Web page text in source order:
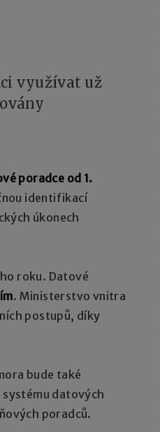
využívat už
poradce od 1.
identifikací
úkonech
roku. Datové
. Ministerstvo vnitra
postupů, díky
bude také
datových
poradců.